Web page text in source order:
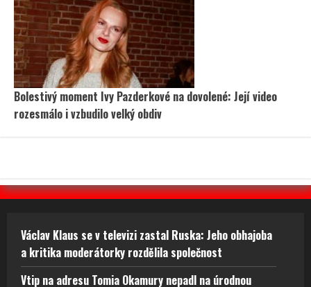
Bolestivý moment Ivy Pazderkové na dovolené: Její video
rozesmálo i vzbudilo velký obdiv
Václav Klaus se v televizi zastal Ruska: Jeho obhajoba
a kritika moderátorky rozdělila společnost
Vtip na adresu Tomia Okamury nepadl na úrodnou